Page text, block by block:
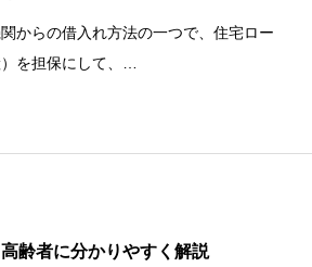
からの借入れ方法の一つで、住宅ロー
を担保にして、…
齢者に分かりやすく解説